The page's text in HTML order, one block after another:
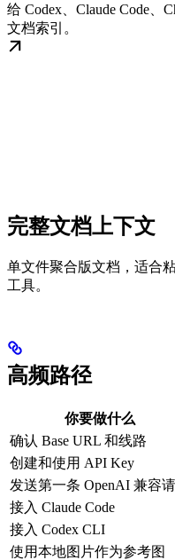
给 Codex、Claude Code、
文档索引。
完整文档上下文
单文件聚合版文档，适合
工具。
高频路径
你要做什么
确认 Base URL 和线路
创建和使用 API Key
发送第一条 OpenAI 兼容
接入 Claude Code
接入 Codex CLI
使用本地图片作为参考图